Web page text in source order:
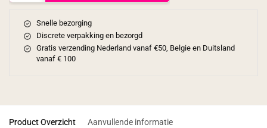
Snelle bezorging
Discrete verpakking en bezorgd
Gratis verzending Nederland vanaf €50, Belgie en Duitsland
vanaf € 100
Product Overzicht Aanvullende informatie